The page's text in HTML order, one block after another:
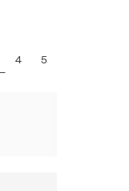
4 5